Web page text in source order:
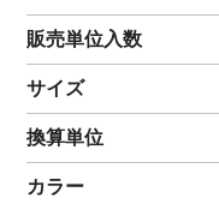
販売単位入数
サイズ
換算単位
カラー